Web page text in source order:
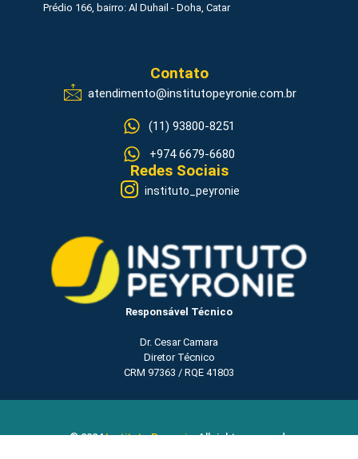
Prédio 166, bairro: Al Duhail - Doha, Catar
Contato
atendimento@institutopeyronie.com.br
(11) 93800-8251
+974 6679-6680
Redes Sociais
instituto_peyronie
Responsável Técnico
Dr. Cesar Camara
Diretor Técnico
CRM 97363 / RQE 41803
© 2024Instituto Peyronie. All rights reserved.